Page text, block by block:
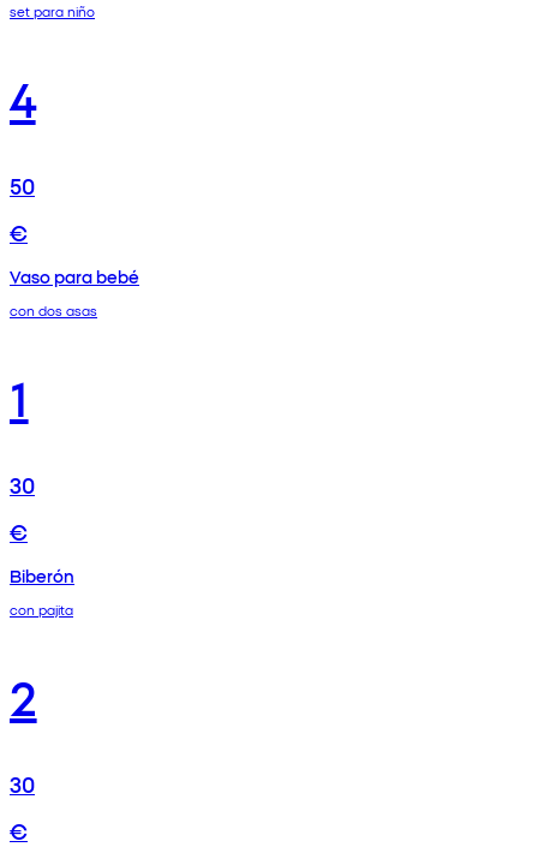
set para niño
4
50
€
Vaso para bebé
con dos asas
1
30
€
Biberón
con pajita
2
30
€